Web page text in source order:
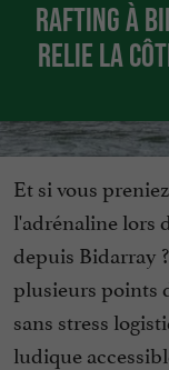
Rafting à
relie la
Et si vous
l'adrénaline lors
depuis Bidarray
plusieurs points
sans stress
ludique